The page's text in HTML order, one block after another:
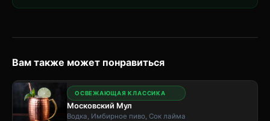
Вам также может понравиться
ОСВЕЖАЮЩАЯ КЛАССИКА
Московский Мул
Водка, Имбирное пиво, Сок лайма